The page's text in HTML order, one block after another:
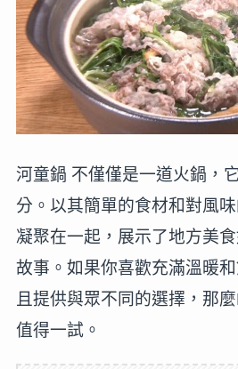
河童鍋 不僅僅是一道火鍋，
分。以其簡單的食材和對風
凝聚在一起，展示了地方美
故事。如果你喜歡充滿溫暖
且提供與眾不同的選擇，那
值得一試。